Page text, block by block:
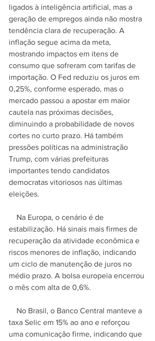
ligados à inteligência artificial, mas a
geração de empregos ainda não mostra
tendência clara de recuperação. A
inflação segue acima da meta,
mostrando impactos em itens de
consumo que sofreram com tarifas de
importação. O Fed reduziu os juros em
0,25%, conforme esperado, mas o
mercado passou a apostar em maior
cautela nas próximas decisões,
diminuindo a probabilidade de novos
cortes no curto prazo. Há também
pressões políticas na administração
Trump, com várias prefeituras
importantes tendo candidatos
democratas vitoriosos nas últimas
eleições.
estabilização. Há sinais mais firmes de
recuperação da atividade econômica e
riscos menores de inflação, indicando
um ciclo de manutenção de juros no
médio prazo. A bolsa europeia encerrou
o mês com alta de 0,6%.
taxa Selic em 15% ao ano e reforçou
uma comunicação firme, indicando que